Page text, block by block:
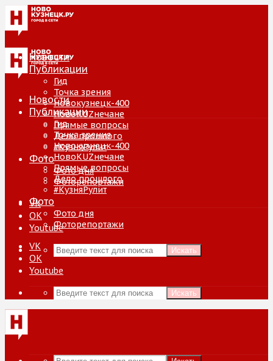
Новости
Публикации
Гид
Точка зрения
Новокузнецк-400
НовоKUZнечане
Прямые вопросы
Дело прошлого
#КузняРулит
Фото
Фото дня
Фоторепортажи
VK
ОК
Youtube
Искать
Новости
Публикации
Гид
Точка зрения
Новокузнецк-400
НовоKUZнечане
Прямые вопросы
Дело прошлого
#КузняРулит
Фото
Фото дня
Фоторепортажи
VK
ОК
Youtube
Искать